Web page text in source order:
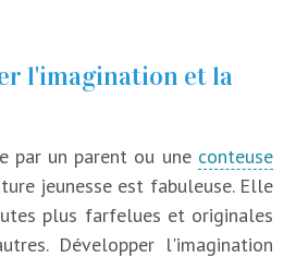
l'imagination et la
par un parent ou une conteuse
jeunesse est fabuleuse. Elle
plus farfelues et originales
Développer l'imagination